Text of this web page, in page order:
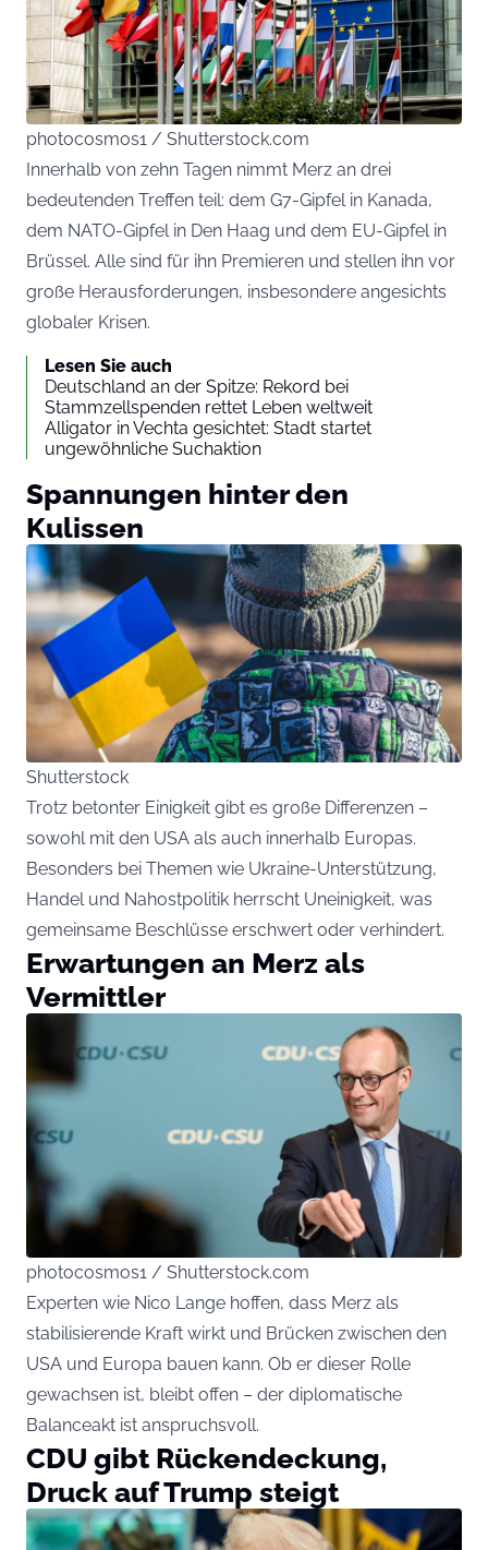
photocosmos1 / Shutterstock.com
Innerhalb von zehn Tagen nimmt Merz an drei
bedeutenden Treffen teil: dem G7-Gipfel in Kanada,
dem NATO-Gipfel in Den Haag und dem EU-Gipfel in
Brüssel. Alle sind für ihn Premieren und stellen ihn vor
große Herausforderungen, insbesondere angesichts
globaler Krisen.
Lesen Sie auch
Deutschland an der Spitze: Rekord bei
Stammzellspenden rettet Leben weltweit
Alligator in Vechta gesichtet: Stadt startet
ungewöhnliche Suchaktion
Spannungen hinter den
Kulissen
Shutterstock
Trotz betonter Einigkeit gibt es große Differenzen –
sowohl mit den USA als auch innerhalb Europas.
Besonders bei Themen wie Ukraine-Unterstützung,
Handel und Nahostpolitik herrscht Uneinigkeit, was
gemeinsame Beschlüsse erschwert oder verhindert.
Erwartungen an Merz als
Vermittler
photocosmos1 / Shutterstock.com
Experten wie Nico Lange hoffen, dass Merz als
stabilisierende Kraft wirkt und Brücken zwischen den
USA und Europa bauen kann. Ob er dieser Rolle
gewachsen ist, bleibt offen – der diplomatische
Balanceakt ist anspruchsvoll.
CDU gibt Rückendeckung,
Druck auf Trump steigt